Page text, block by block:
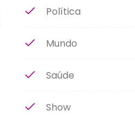
Política
Mundo
Saúde
Show